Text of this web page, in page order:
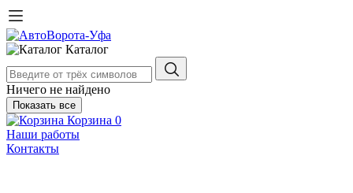
Каталог
Ничего не найдено
Показать все
Корзина 0
Наши работы
Контакты